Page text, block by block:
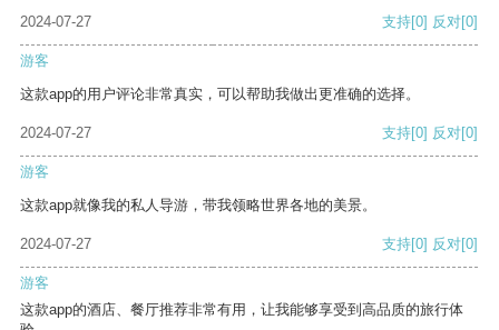
2024-07-27
支持[0] 反对[0]
游客
这款app的用户评论非常真实，可以帮助我做出更准确的选择。
2024-07-27 支持[0] 反对[0]
游客
这款app就像我的私人导游，带我领略世界各地的美景。
2024-07-27 支持[0] 反对[0]
游客
这款app的酒店、餐厅推荐非常有用，让我能够享受到高品质的旅行体